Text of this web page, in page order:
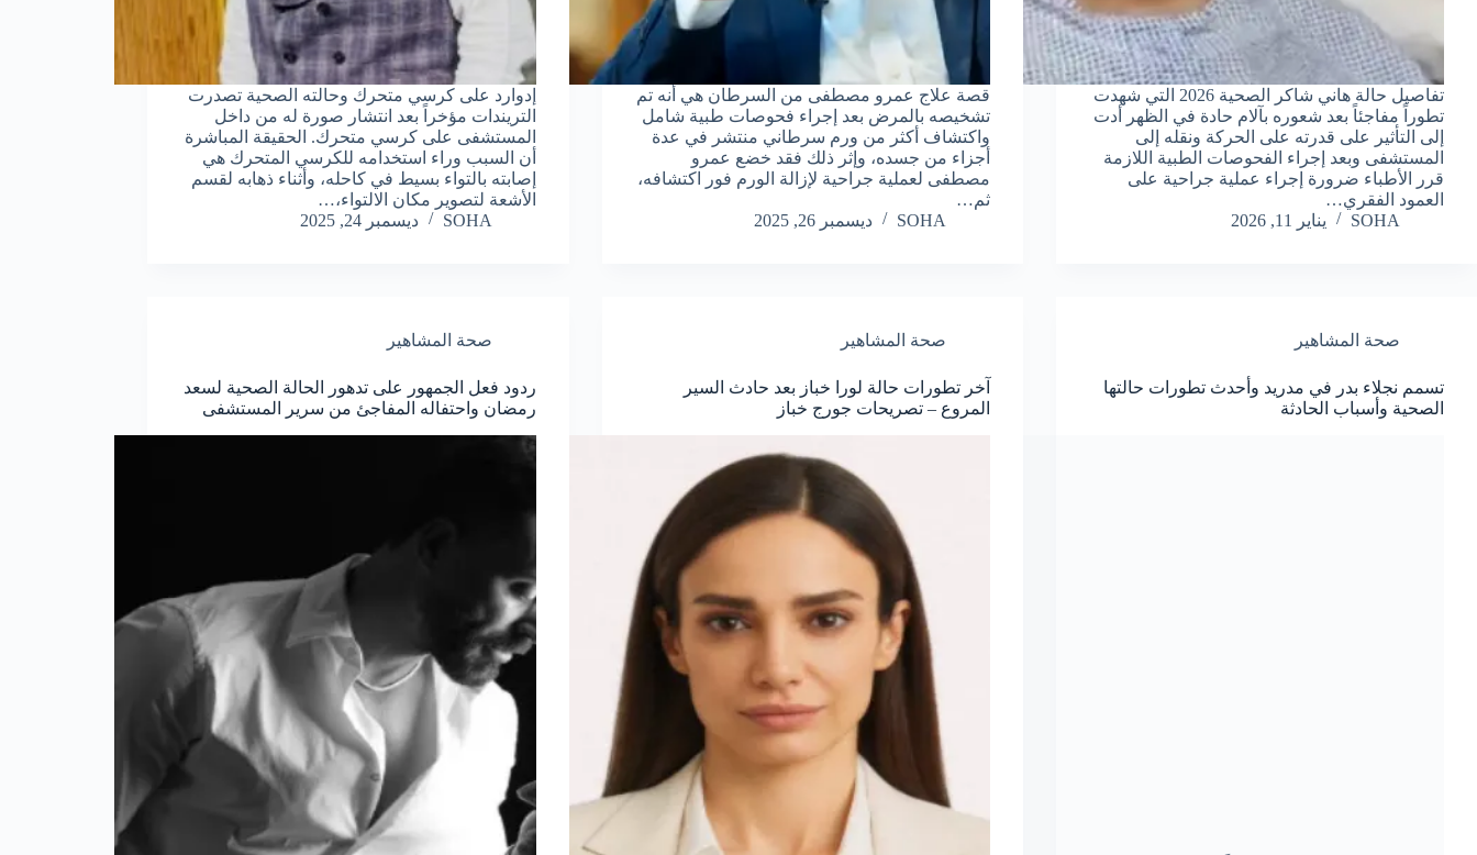
تفاصيل حالة هاني شاكر الصحية 2026 التي شهدت
تطوراً مفاجئاً بعد شعوره بآلام حادة في الظهر أدت
إلى التأثير على قدرته على الحركة ونقله إلى
المستشفى وبعد إجراء الفحوصات الطبية اللازمة
قرر الأطباء ضرورة إجراء عملية جراحية على
العمود الفقري…
SOHA
يناير 11, 2026
قصة علاج عمرو مصطفى من السرطان هي أنه تم
تشخيصه بالمرض بعد إجراء فحوصات طبية شامل
واكتشاف أكثر من ورم سرطاني منتشر في عدة
أجزاء من جسده، وإثر ذلك فقد خضع عمرو
مصطفى لعملية جراحية لإزالة الورم فور اكتشافه،
ثم…
SOHA
ديسمبر 26, 2025
إدوارد على كرسي متحرك وحالته الصحية تصدرت
التريندات مؤخراً بعد انتشار صورة له من داخل
المستشفى على كرسي متحرك. الحقيقة المباشرة
أن السبب وراء استخدامه للكرسي المتحرك هي
إصابته بالتواء بسيط في كاحله، وأثناء ذهابه لقسم
الأشعة لتصوير مكان الالتواء،…
SOHA
ديسمبر 24, 2025
صحة المشاهير
تسمم نجلاء بدر في مدريد وأحدث تطورات حالتها
الصحية وأسباب الحادثة
صحة المشاهير
آخر تطورات حالة لورا خباز بعد حادث السير
المروع – تصريحات جورج خباز
صحة المشاهير
ردود فعل الجمهور على تدهور الحالة الصحية لسعد
رمضان واحتفاله المفاجئ من سرير المستشفى